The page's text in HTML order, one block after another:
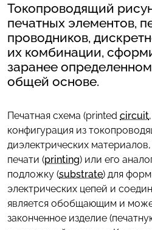
Токопроводящий
печатных элементов,
проводников,
их комбинации,
заранее
общей основе.
Печатная схема (printed circuit
конфигурация из
диэлектрических
печати (printing) или его
подложку (substrate) для
электрических цепей и
является обобщающим и
законченное изделие